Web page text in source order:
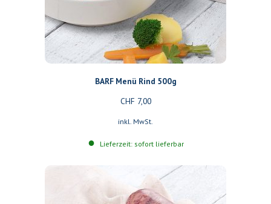
BARF Menü Rind 500g
CHF 7,00
inkl. MwSt.
Lieferzeit: sofort lieferbar